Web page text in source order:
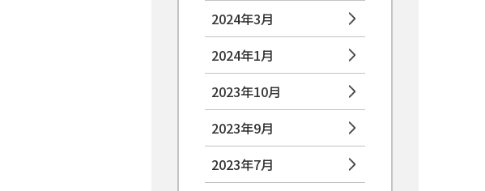
2024年3月
2024年1月
2023年10月
2023年9月
2023年7月